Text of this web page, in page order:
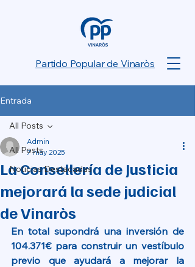
Partido Popular de Vinaròs
Entrada
All Posts
Noticias Destacadas
All Posts
La Consellería de Justicia
mejorará la sede judicial
de Vinaròs
Admin
7 may 2025
En total supondrá una inversión de
104.371€ para construir un vestíbulo
previo que ayudará a mejorar la